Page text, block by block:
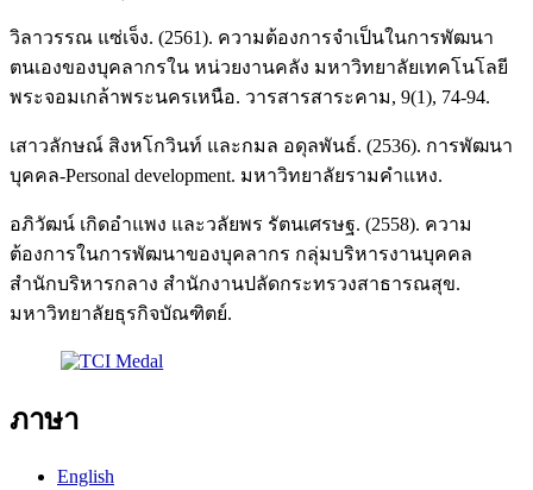
วิลาวรรณ แซ่เจ็ง. (2561). ความต้องการจำเป็นในการพัฒนา
ตนเองของบุคลากรใน หน่วยงานคลัง มหาวิทยาลัยเทคโนโลยี
พระจอมเกล้าพระนครเหนือ. วารสารสาระคาม, 9(1), 74-94.
เสาวลักษณ์ สิงหโกวินท์ และกมล อดุลพันธ์. (2536). การพัฒนา
บุคคล-Personal development. มหาวิทยาลัยรามคำแหง.
อภิวัฒน์ เกิดอำแพง และวลัยพร รัตนเศรษฐ. (2558). ความ
ต้องการในการพัฒนาของบุคลากร กลุ่มบริหารงานบุคคล
สำนักบริหารกลาง สำนักงานปลัดกระทรวงสาธารณสุข.
มหาวิทยาลัยธุรกิจบัณฑิตย์.
ภาษา
English